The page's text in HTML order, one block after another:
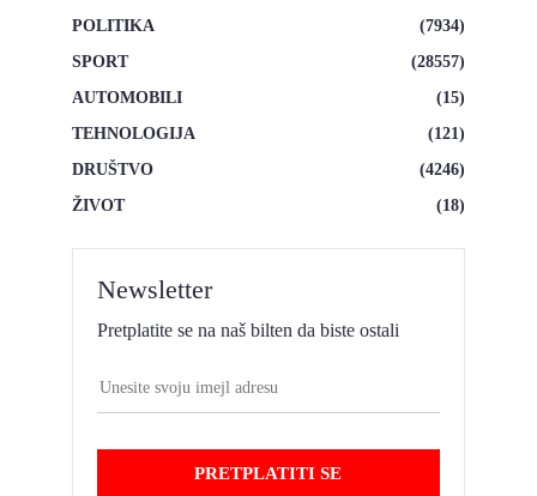
POLITIKA
(7934)
SPORT
(28557)
AUTOMOBILI
(15)
TEHNOLOGIJA
(121)
DRUŠTVO
(4246)
ŽIVOT
(18)
Newsletter
Pretplatite se na naš bilten da biste ostali
PRETPLATITI SE